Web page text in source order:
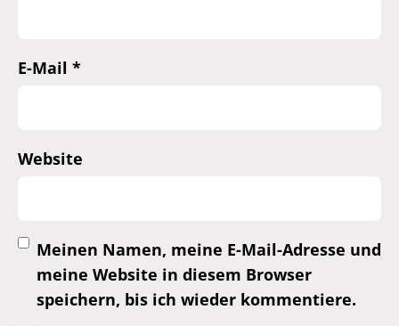
E-Mail *
Website
Meinen Namen, meine E-Mail-Adresse und
meine Website in diesem Browser
speichern, bis ich wieder kommentiere.